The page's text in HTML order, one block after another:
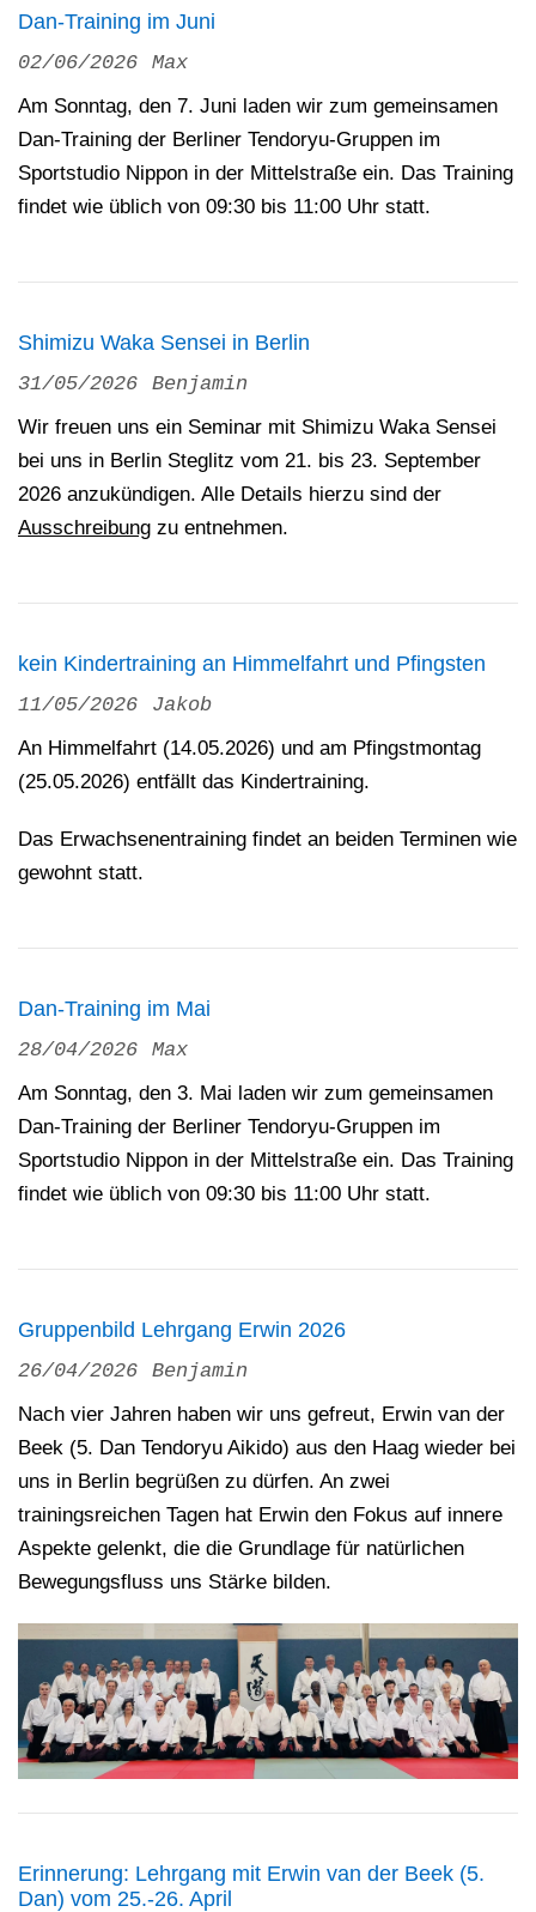
Dan-Training im Juni
02/06/2026
Max
Am Sonntag, den 7. Juni laden wir zum gemeinsamen
Dan-Training der Berliner Tendoryu-Gruppen im
Sportstudio Nippon in der Mittelstraße ein. Das Training
findet wie üblich von 09:30 bis 11:00 Uhr statt.
Shimizu Waka Sensei in Berlin
31/05/2026
Benjamin
Wir freuen uns ein Seminar mit Shimizu Waka Sensei
bei uns in Berlin Steglitz vom 21. bis 23. September
2026 anzukündigen. Alle Details hierzu sind der
Ausschreibung zu entnehmen.
kein Kindertraining an Himmelfahrt und Pfingsten
11/05/2026
Jakob
An Himmelfahrt (14.05.2026) und am Pfingstmontag
(25.05.2026) entfällt das Kindertraining.
Das Erwachsenentraining findet an beiden Terminen wie
gewohnt statt.
Dan-Training im Mai
28/04/2026
Max
Am Sonntag, den 3. Mai laden wir zum gemeinsamen
Dan-Training der Berliner Tendoryu-Gruppen im
Sportstudio Nippon in der Mittelstraße ein. Das Training
findet wie üblich von 09:30 bis 11:00 Uhr statt.
Gruppenbild Lehrgang Erwin 2026
26/04/2026
Benjamin
Nach vier Jahren haben wir uns gefreut, Erwin van der
Beek (5. Dan Tendoryu Aikido) aus den Haag wieder bei
uns in Berlin begrüßen zu dürfen. An zwei
trainingsreichen Tagen hat Erwin den Fokus auf innere
Aspekte gelenkt, die die Grundlage für natürlichen
Bewegungsfluss uns Stärke bilden.
Erinnerung: Lehrgang mit Erwin van der Beek (5.
Dan) vom 25.-26. April